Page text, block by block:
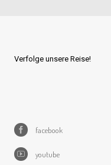
Verfolge unsere Reise!
facebook
youtube